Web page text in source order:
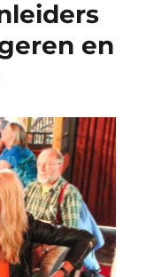
en